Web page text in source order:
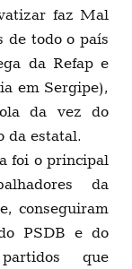
faz Mal
de todo o país
da Refap e
em Sergipe),
da vez do
da estatal.
foi o principal
da
conseguiram
PSDB e do
que